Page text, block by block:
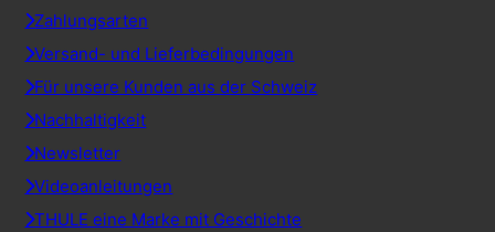
Zahlungsarten
Versand- und Lieferbedingungen
Für unsere Kunden aus der Schweiz
Nachhaltigkeit
Newsletter
Videoanleitungen
THULE eine Marke mit Geschichte